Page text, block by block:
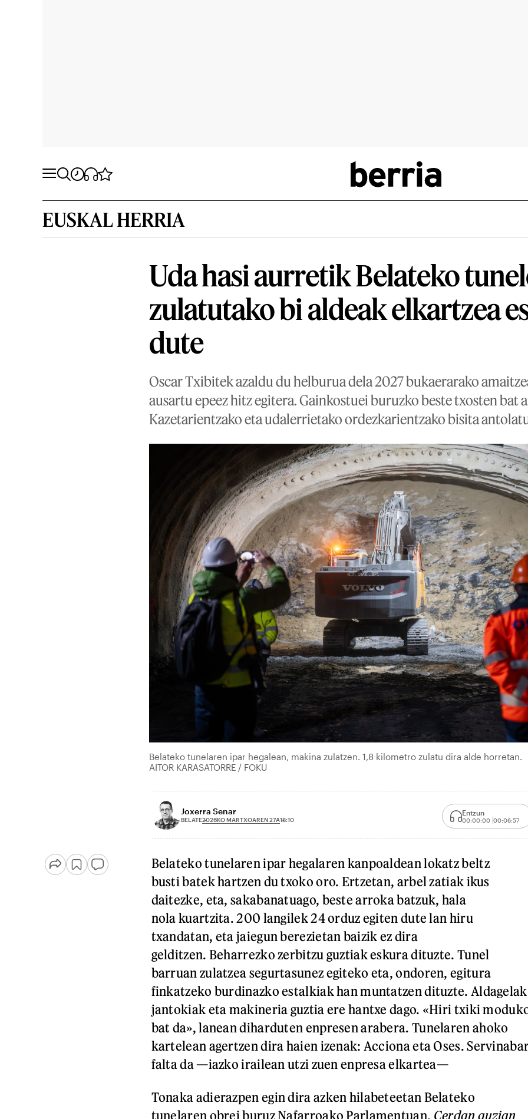
EUSKAL HERRIA
Uda hasi aurretik Belateko
zulatutako bi aldeak elkartzea
dute
Oscar Txibitek azaldu du helburua dela 2027 bukaerarako
ausartu epeez hitz egitera. Gainkostuei buruzko beste txosten bat
Kazetarientzako eta udalerrietako ordezkarientzako bisita
Belateko tunelaren ipar hegalean, makina zulatzen. 1,8 kilometro zulatu dira alde horretan.
AITOR KARASATORRE / FOKU
Joxerra Senar
BELATE2026KO MARTXOAREN 27A18:10
Entzun
00:00:00 00:06:57
Belateko tunelaren ipar hegalaren kanpoaldean lokatz beltz
busti batek hartzen du txoko oro. Ertzetan, arbel zatiak ikus
daitezke, eta, sakabanatuago, beste arroka batzuk, hala
nola kuartzita. 200 langilek 24 orduz egiten dute lan hiru
txandatan, eta jaiegun berezietan baizik ez dira
gelditzen. Beharrezko zerbitzu guztiak eskura dituzte. Tunel
barruan zulatzea segurtasunez egiteko eta, ondoren, egitura
finkatzeko burdinazko estalkiak han muntatzen dituzte.
jantokiak eta makineria guztia ere hantxe dago. «Hiri txiki
bat da», lanean diharduten enpresen arabera. Tunelaren ahoko
kartelean agertzen dira haien izenak: Acciona eta Oses.
falta da —iazko irailean utzi zuen enpresa elkartea—
Tonaka adierazpen egin dira azken hilabeteetan Belateko
tunelaren obrei buruz Nafarroako Parlamentuan. Cerdan auzian